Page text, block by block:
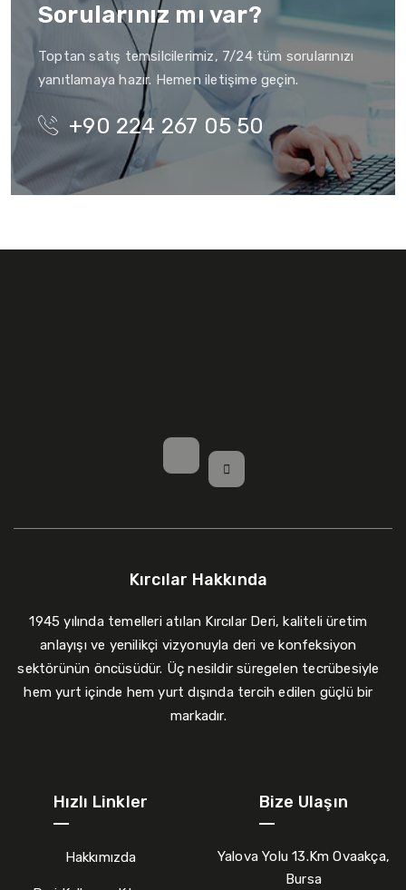
Sorularınız mı var?
Toptan satış temsilcilerimiz, 7/24 tüm sorularınızı
yanıtlamaya hazır. Hemen iletişime geçin.
+90 224 267 05 50
Kırcılar Hakkında
1945 yılında temelleri atılan Kırcılar Deri, kaliteli üretim
anlayışı ve yenilikçi vizyonuyla deri ve konfeksiyon
sektörünün öncüsüdür. Üç nesildir süregelen tecrübesiyle
hem yurt içinde hem yurt dışında tercih edilen güçlü bir
markadır.
Hızlı Linkler
Hakkımızda
Bize Ulaşın
Yalova Yolu 13.Km Ovaakça,
Bursa